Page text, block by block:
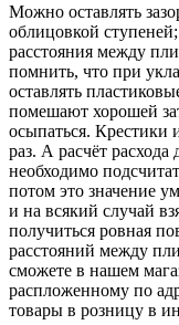
Можно оставлять
облицовкой
расстояния между
помнить, что при
оставлять
помешают хорошей
осыпаться. Крестики
раз. А расчёт расхода
необходимо
потом это значение
и на всякий случай
получиться ровная
расстояний между
сможете в нашем
распложенному по
товары в розницу в